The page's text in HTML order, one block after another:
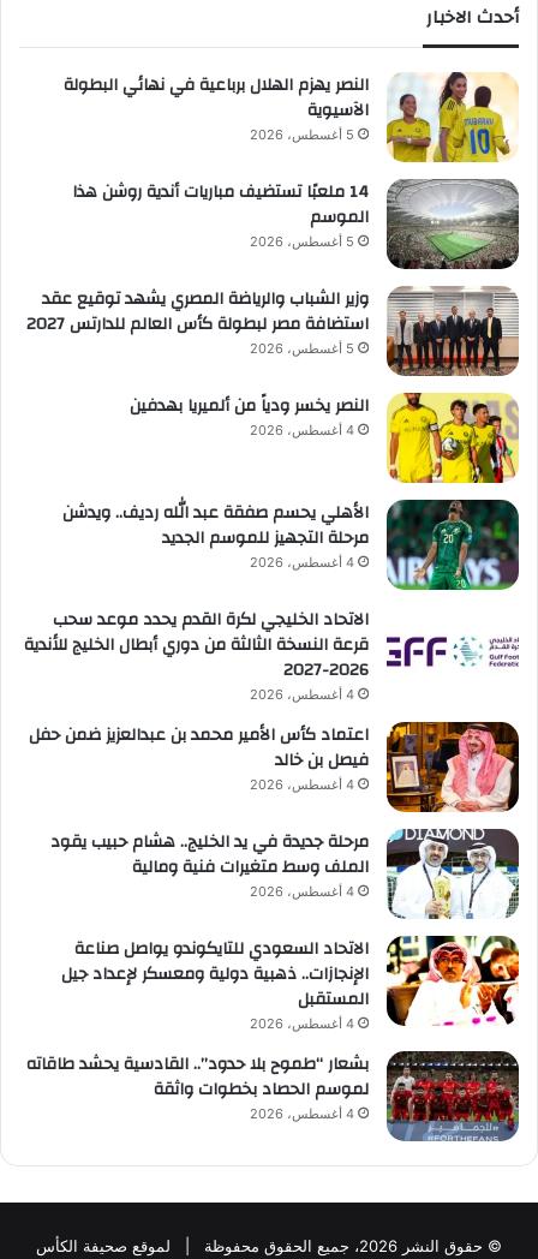
أحدث الاخبار
النصر يهزم الهلال برباعية في نهائي البطولة
الآسيوية
5 أغسطس، 2026
14 ملعبًا تستضيف مباريات أندية روشن هذا
الموسم
5 أغسطس، 2026
وزير الشباب والرياضة المصري يشهد توقيع عقد
استضافة مصر لبطولة كأس العالم للدارتس 2027
5 أغسطس، 2026
النصر يخسر ودياً من ألميريا بهدفين
4 أغسطس، 2026
الأهلي يحسم صفقة عبد الله رديف.. ويدشن
مرحلة التجهيز للموسم الجديد
4 أغسطس، 2026
الاتحاد الخليجي لكرة القدم يحدد موعد سحب
قرعة النسخة الثالثة من دوري أبطال الخليج للأندية
2026-2027
4 أغسطس، 2026
اعتماد كأس الأمير محمد بن عبدالعزيز ضمن حفل
فيصل بن خالد
4 أغسطس، 2026
مرحلة جديدة في يد الخليج.. هشام حبيب يقود
الملف وسط متغيرات فنية ومالية
4 أغسطس، 2026
الاتحاد السعودي للتايكوندو يواصل صناعة
الإنجازات.. ذهبية دولية ومعسكر لإعداد جيل
المستقبل
4 أغسطس، 2026
بشعار “طموح بلا حدود”.. القادسية يحشد طاقاته
لموسم الحصاد بخطوات واثقة
4 أغسطس، 2026
© حقوق النشر 2026، جميع الحقوق محفوظة | لموقع صحيفة الكأس